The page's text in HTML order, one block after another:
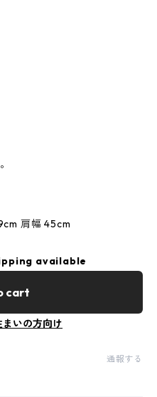
肩幅 45cm
available
cart
いの方向け
通報する